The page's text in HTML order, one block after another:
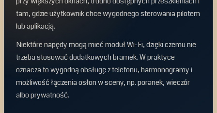
tam, gdzie użytkownik chce wygodnego sterowania pilotem
lub aplikacją.
Niektóre napędy mogą mieć moduł Wi-Fi, dzięki czemu nie
trzeba stosować dodatkowych bramek. W praktyce
oznacza to wygodną obsługę z telefonu, harmonogramy i
możliwość łączenia osłon w sceny, np. poranek, wieczór
albo prywatność.